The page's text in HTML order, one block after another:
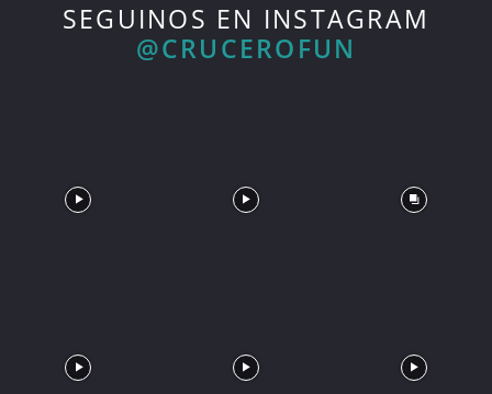
SEGUINOS EN INSTAGRAM
@CRUCEROFUN